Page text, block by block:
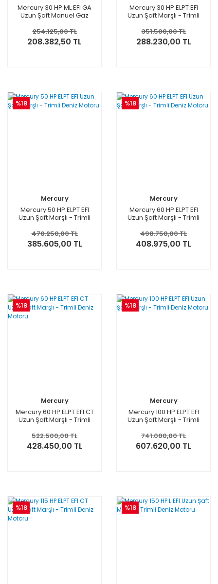
Mercury 30 HP ML EFI GA
Uzun Şaft Manuel Gaz
254.125,00 TL
208.382,50 TL
Mercury 30 HP ELPT EFI
Uzun Şaft Marşlı - Trimli
351.500,00 TL
288.230,00 TL
%18
Mercury
Mercury 50 HP ELPT EFI
Uzun Şaft Marşlı - Trimli
470.250,00 TL
385.605,00 TL
%18
Mercury
Mercury 60 HP ELPT EFI
Uzun Şaft Marşlı - Trimli
498.750,00 TL
408.975,00 TL
%18
Mercury
Mercury 60 HP ELPT EFI CT
Uzun Şaft Marşlı - Trimli
522.500,00 TL
428.450,00 TL
%18
Mercury
Mercury 100 HP ELPT EFI
Uzun Şaft Marşlı - Trimli
741.000,00 TL
607.620,00 TL
%18 %18